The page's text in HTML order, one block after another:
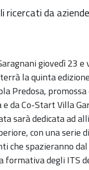
ricercati da
giovedì 23 e
la quinta
Predosa, promossa
e da Co-Start Villa
sarà dedicata ad
con una serie di
che spazieranno
formativa degli ITS